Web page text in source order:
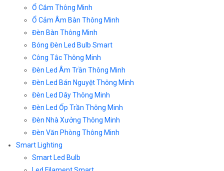
Ổ Cắm Thông Minh
Ổ Cắm Âm Bàn Thông Minh
Đèn Bàn Thông Minh
Bóng Đèn Led Bulb Smart
Công Tắc Thông Minh
Đèn Led Âm Trần Thông Minh
Đèn Led Bán Nguyệt Thông Minh
Đèn Led Dây Thông Minh
Đèn Led Ốp Trần Thông Minh
Đèn Nhà Xưởng Thông Minh
Đèn Văn Phòng Thông Minh
Smart Lighting
Smart Led Bulb